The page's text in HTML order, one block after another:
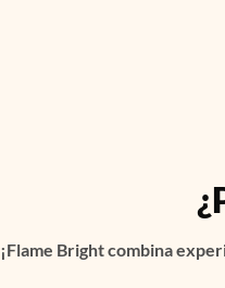
¡Flame Bright combina